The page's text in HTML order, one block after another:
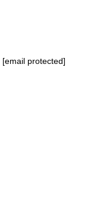
[email protected]